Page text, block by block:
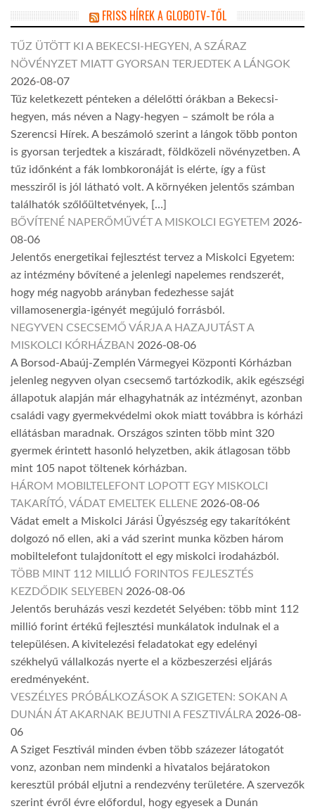
FRISS HÍREK A GLOBOTV-TŐL
TŰZ ÜTÖTT KI A BEKECSI-HEGYEN, A SZÁRAZ
NÖVÉNYZET MIATT GYORSAN TERJEDTEK A LÁNGOK
2026-08-07
Tűz keletkezett pénteken a délelőtti órákban a Bekecsi-
hegyen, más néven a Nagy-hegyen – számolt be róla a
Szerencsi Hírek. A beszámoló szerint a lángok több ponton
is gyorsan terjedtek a kiszáradt, földközeli növényzetben. A
tűz időnként a fák lombkoronáját is elérte, így a füst
messziről is jól látható volt. A környéken jelentős számban
találhatók szőlőültetvények, […]
BŐVÍTENÉ NAPERŐMŰVÉT A MISKOLCI EGYETEM 2026-
08-06
Jelentős energetikai fejlesztést tervez a Miskolci Egyetem:
az intézmény bővítené a jelenlegi napelemes rendszerét,
hogy még nagyobb arányban fedezhesse saját
villamosenergia-igényét megújuló forrásból.
NEGYVEN CSECSEMŐ VÁRJA A HAZAJUTÁST A
MISKOLCI KÓRHÁZBAN 2026-08-06
A Borsod-Abaúj-Zemplén Vármegyei Központi Kórházban
jelenleg negyven olyan csecsemő tartózkodik, akik egészségi
állapotuk alapján már elhagyhatnák az intézményt, azonban
családi vagy gyermekvédelmi okok miatt továbbra is kórházi
ellátásban maradnak. Országos szinten több mint 320
gyermek érintett hasonló helyzetben, akik átlagosan több
mint 105 napot töltenek kórházban.
HÁROM MOBILTELEFONT LOPOTT EGY MISKOLCI
TAKARÍTÓ, VÁDAT EMELTEK ELLENE 2026-08-06
Vádat emelt a Miskolci Járási Ügyészség egy takarítóként
dolgozó nő ellen, aki a vád szerint munka közben három
mobiltelefont tulajdonított el egy miskolci irodaházból.
TÖBB MINT 112 MILLIÓ FORINTOS FEJLESZTÉS
KEZDŐDIK SELYEBEN 2026-08-06
Jelentős beruházás veszi kezdetét Selyében: több mint 112
millió forint értékű fejlesztési munkálatok indulnak el a
településen. A kivitelezési feladatokat egy edelényi
székhelyű vállalkozás nyerte el a közbeszerzési eljárás
eredményeként.
VESZÉLYES PRÓBÁLKOZÁSOK A SZIGETEN: SOKAN A
DUNÁN ÁT AKARNAK BEJUTNI A FESZTIVÁLRA 2026-08-
06
A Sziget Fesztivál minden évben több százezer látogatót
vonz, azonban nem mindenki a hivatalos bejáratokon
keresztül próbál eljutni a rendezvény területére. A szervezők
szerint évről évre előfordul, hogy egyesek a Dunán